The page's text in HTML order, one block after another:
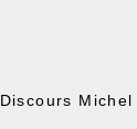
Discours